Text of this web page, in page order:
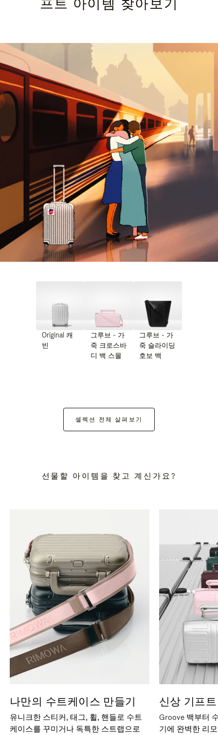
Original 캐
빈
그루브 - 가
죽 크로스바
디 백 스몰
그루브 - 가
죽 슬라이딩
호보 백
셀렉션 전체 살펴보기
선물할 아이템을 찾고 계신가요?
나만의 수트케이스 만들기
유니크한 스티커, 태그, 휠, 핸들로 수트
케이스를 꾸미거나 독특한 스트랩으로
신상 기프
Groove 백부터
기에 완벽한 리